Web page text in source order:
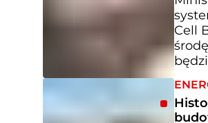
Cell